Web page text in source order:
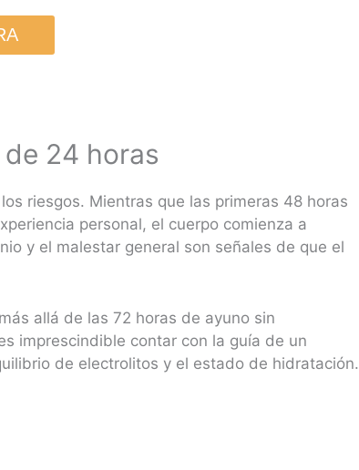
24 horas
riesgos. Mientras que las primeras 48 horas
personal, el cuerpo comienza a
y el malestar general son señales de que el
allá de las 72 horas de ayuno sin
imprescindible contar con la guía de un
de electrolitos y el estado de hidratación.